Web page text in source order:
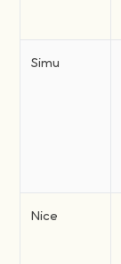
Simu
Nice